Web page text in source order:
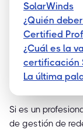
SolarWinds
¿Quién
Certified
¿Cuál es la
certificación
La última
Si es un
de gestión de